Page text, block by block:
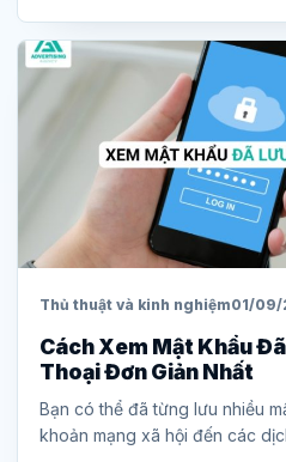
Thủ thuật và kinh nghiệm01/09/
Cách Xem Mật Khẩu
Thoại Đơn Giản Nhất
Bạn có thể đã từng lưu nhiều
khoản mạng xã hội đến các